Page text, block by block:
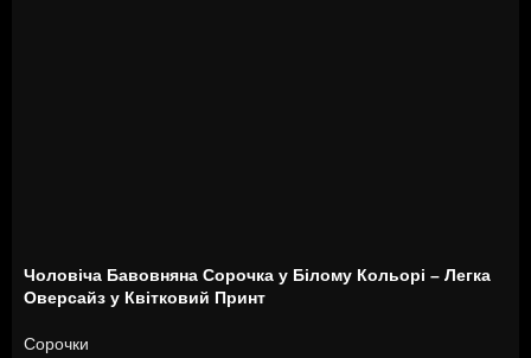
Чоловіча Бавовняна Сорочка у Білому Кольорі – Легка
Оверсайз у Квітковий Принт
Сорочки